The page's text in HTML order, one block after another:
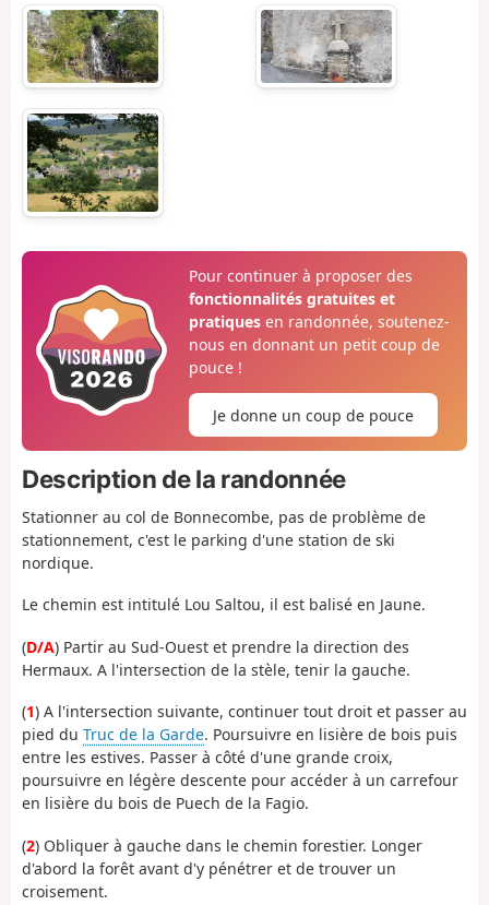
Pour continuer à proposer des
fonctionnalités gratuites et
pratiquesen randonnée, soutenez-
nous en donnant un petit coup de
pouce !
Je donne un coup de pouce
Description de la randonnée
Stationner au col de Bonnecombe, pas de problème de
stationnement, c'est le parking d'une station de ski
nordique.
Le chemin est intitulé Lou Saltou, il est balisé en Jaune.
(D/A) Partir au Sud-Ouest et prendre la direction des
Hermaux. A l'intersection de la stèle, tenir la gauche.
(1) A l'intersection suivante, continuer tout droit et passer au
pied du Truc de la Garde. Poursuivre en lisière de bois puis
entre les estives. Passer à côté d'une grande croix,
poursuivre en légère descente pour accéder à un carrefour
en lisière du bois de Puech de la Fagio.
(2) Obliquer à gauche dans le chemin forestier. Longer
d'abord la forêt avant d'y pénétrer et de trouver un
croisement.